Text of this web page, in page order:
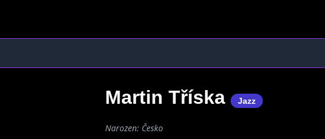
Martin Tříska Jazz
Narozen: Česko